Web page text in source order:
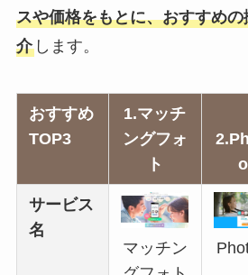
スや価格をもとに、おすすめ
介します。
おすすめ
TOP3
1.マッチ
ングフォ
ト
2.
サービス
名
マッチン